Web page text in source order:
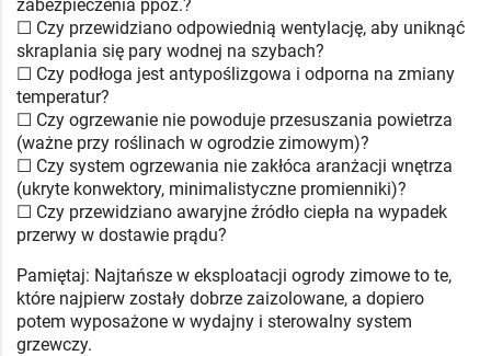
zabezpieczenia ppoż.?
☐ Czy przewidziano odpowiednią wentylację, aby uniknąć
skraplania się pary wodnej na szybach?
☐ Czy podłoga jest antypoślizgowa i odporna na zmiany
temperatur?
☐ Czy ogrzewanie nie powoduje przesuszania powietrza
(ważne przy roślinach w ogrodzie zimowym)?
☐ Czy system ogrzewania nie zakłóca aranżacji wnętrza
(ukryte konwektory, minimalistyczne promienniki)?
☐ Czy przewidziano awaryjne źródło ciepła na wypadek
przerwy w dostawie prądu?
Pamiętaj: Najtańsze w eksploatacji ogrody zimowe to te,
które najpierw zostały dobrze zaizolowane, a dopiero
potem wyposażone w wydajny i sterowalny system
grzewczy.